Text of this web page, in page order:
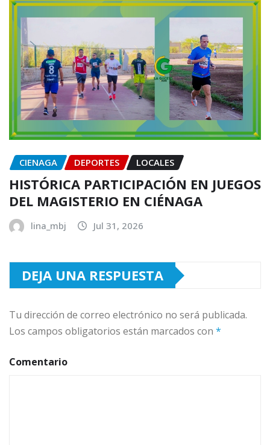
CIENAGA DEPORTES LOCALES
HISTÓRICA PARTICIPACIÓN EN JUEGOS
DEL MAGISTERIO EN CIÉNAGA
lina_mbj Jul 31, 2026
DEJA UNA RESPUESTA
Tu dirección de correo electrónico no será publicada.
Los campos obligatorios están marcados con *
Comentario